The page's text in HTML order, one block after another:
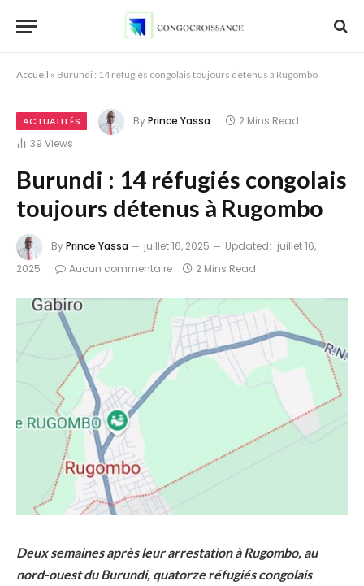
Accueil » Burundi : 14 réfugiés congolais toujours détenus à Rugombo
ACTUALITÉS ByPrince Yassa
2 Mins Read
39 Views
Burundi : 14 réfugiés congolais
toujours détenus à Rugombo
ByPrince Yassa juillet 16, 2025 Updated: juillet 16,
2025
Aucun commentaire 2 Mins Read
Deux semaines après leur arrestation à Rugombo, au
nord-ouest du Burundi, quatorze réfugiés congolais